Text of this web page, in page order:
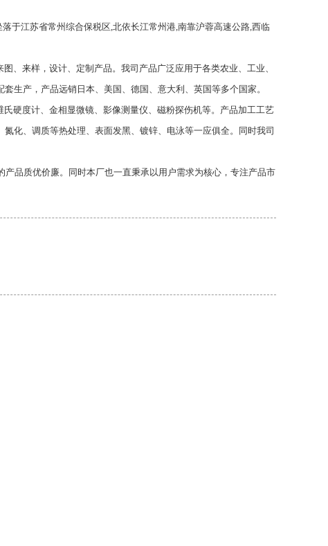
于江苏省常州综合保税区,北依长江常州港,南靠沪蓉高速公路,西临
、来样，设计、定制产品。我司产品广泛应用于各类农业、工业、
生产，产品远销日本、美国、德国、意大利、英国等多个国家。
硬度计、金相显微镜、影像测量仪、磁粉探伤机等。产品加工工艺
化、调质等热处理、表面发黑、镀锌、电泳等一应俱全。同时我司
品质优价廉。同时本厂也一直秉承以用户需求为核心，专注产品市